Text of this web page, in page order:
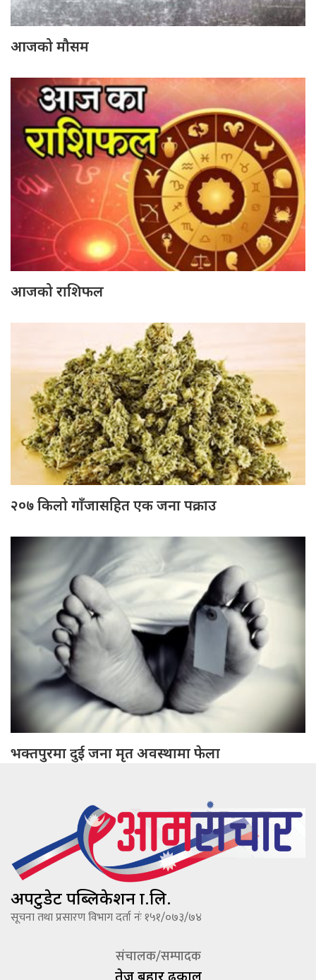
आजको मौसम
आजको राशिफल
२०७ किलो गाँजासहित एक जना पक्राउ
भक्तपुरमा दुई जना मृत अवस्थामा फेला
अपटुडेट पब्लिकेशन प्रा.लि.
सूचना तथा प्रसारण विभाग दर्ता नंः १५१/०७३/७४
संचालक/सम्पादक
तेज बहादूर ढकाल